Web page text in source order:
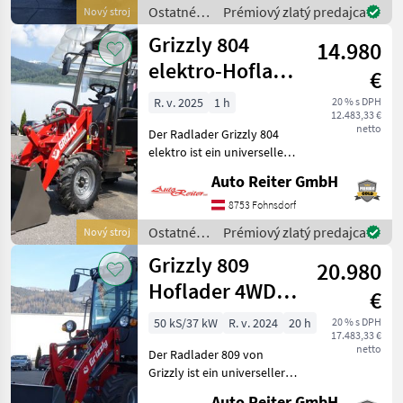
Nový stroj
vyznačuje vynikajúcimi
technickými vlastnosťam
Ostatné
poľnohospodárske
silové
stroje /
Grizzly
Prémiový zlatý predajca
Nový stroj
Grizzly 804
elektro-Hoflader
4WD
14.980
€
20 % s DPH
12.483,33 €
netto
R. v. 2025
1 h
Der Radlader Grizzly 804
elektro ist ein universeller
Hof, bei Garten- oder
Landschaftsarbeiten.
Aufgrund seiner
Gesamtbreite von nur
900m
Auto Reiter GmbH
8753 Fohnsdorf
Ostatné
poľnohospodárske
silové
stroje /
Grizzly
Prémiový zlatý predajca
Grizzly 809
Hoflader 4WD
50PS 2 Jahre
mobile Garantie!
20.980
€
20 % s DPH
17.483,33 €
netto
50 kS/37 kW R. v. 2024
20 h
Der Radlader 809 von
Grizzly ist ein universeller